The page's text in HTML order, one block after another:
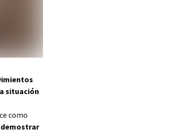
situación
como
demostrar